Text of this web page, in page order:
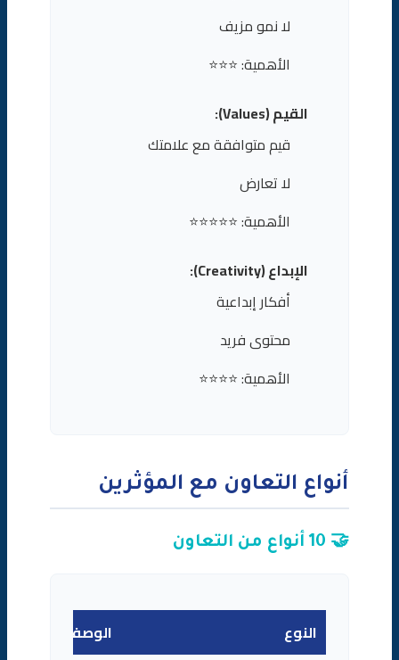
لا نمو مزيف
الأهمية: ⭐⭐⭐
القيم (Values):
قيم متوافقة مع علامتك
لا تعارض
الأهمية: ⭐⭐⭐⭐⭐
الإبداع (Creativity):
أفكار إبداعية
محتوى فريد
الأهمية: ⭐⭐⭐⭐
أنواع التعاون مع المؤثرين
🤝 10 أنواع من التعاون
النوع
الوصف